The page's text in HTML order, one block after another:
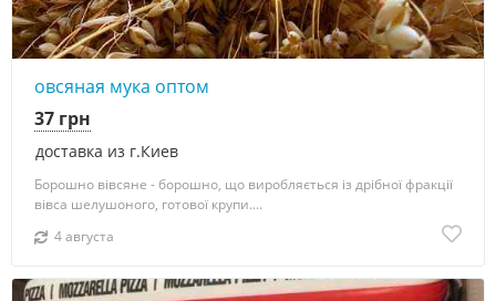
овсяная мука оптом
доставка из г.Киев
37 грн
Борошно вівсяне - борошно, що виробляється із дрібної фракції
вівса шелушоного, готової крупи....
4 августа